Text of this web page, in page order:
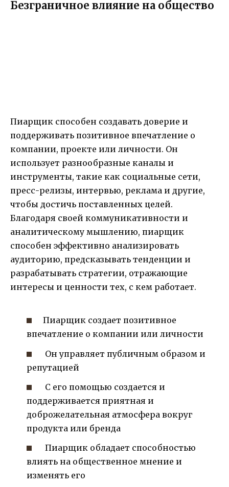
Безграничное влияние на общество
Пиарщик способен создавать доверие и
поддерживать позитивное впечатление о
компании, проекте или личности. Он
использует разнообразные каналы и
инструменты, такие как социальные сети,
пресс-релизы, интервью, реклама и другие,
чтобы достичь поставленных целей.
Благодаря своей коммуникативности и
аналитическому мышлению, пиарщик
способен эффективно анализировать
аудиторию, предсказывать тенденции и
разрабатывать стратегии, отражающие
интересы и ценности тех, с кем работает.
Пиарщик создает позитивное
впечатление о компании или личности
Он управляет публичным образом и
репутацией
С его помощью создается и
поддерживается приятная и
доброжелательная атмосфера вокруг
продукта или бренда
Пиарщик обладает способностью
влиять на общественное мнение и
изменять его